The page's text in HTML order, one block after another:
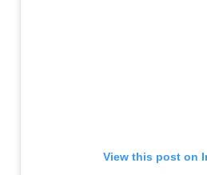
View this post on